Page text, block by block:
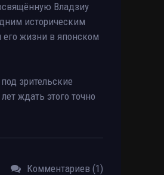
Владзиу
историческим
жизни в японском
зрительские
ждать этого точно
Комментариев (1)